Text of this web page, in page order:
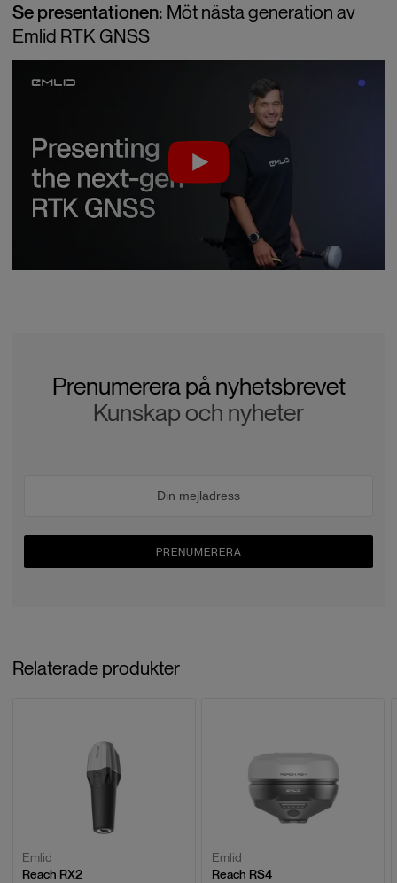
Se presentationen: Möt nästa generation av
Emlid RTK GNSS
Prenumerera på nyhetsbrevet
Kunskap och nyheter
PRENUMERERA
Relaterade produkter
Emlid
Reach RX2
Emlid
Reach RS4